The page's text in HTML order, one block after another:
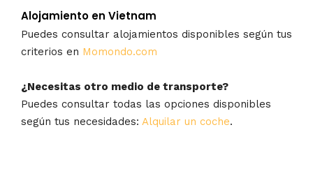
Alojamiento en Vietnam
Puedes consultar alojamientos disponibles según tus
criterios en Momondo.com
¿Necesitas otro medio de transporte?
Puedes consultar todas las opciones disponibles
según tus necesidades: Alquilar un coche.